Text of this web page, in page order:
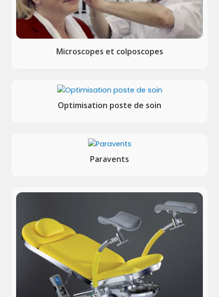
Microscopes et colposcopes
Optimisation poste de soin
Paravents